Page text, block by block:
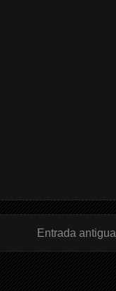
Entrada antigua